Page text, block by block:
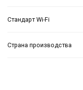
Стандарт Wi-Fi
Страна производства